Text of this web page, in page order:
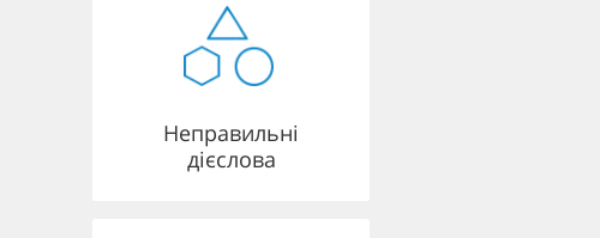
Неправильні
дієслова